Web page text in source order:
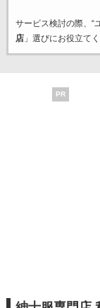
サービス検討の際、“
店」選びにお役立てく
PR